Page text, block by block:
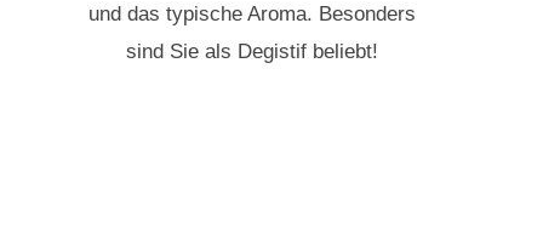
und das typische Aroma. Besonders
sind Sie als Degistif beliebt!